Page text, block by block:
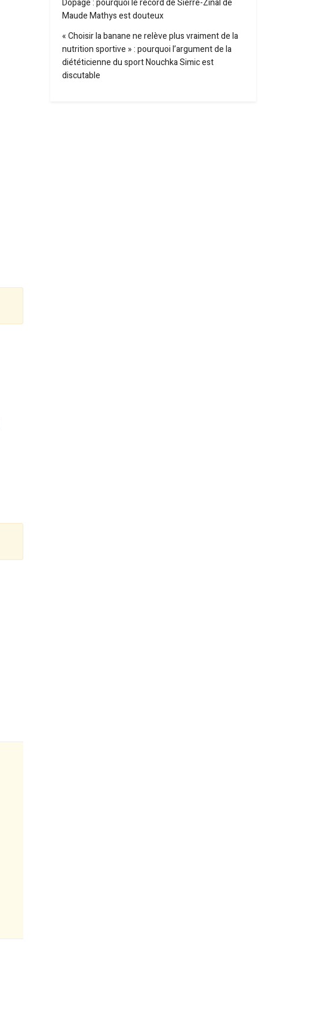
Dopage : pourquoi le record de Sierre-Zinal de
Maude Mathys est douteux
« Choisir la banane ne relève plus vraiment de la
nutrition sportive » : pourquoi l’argument de la
diététicienne du sport Nouchka Simic est
discutable